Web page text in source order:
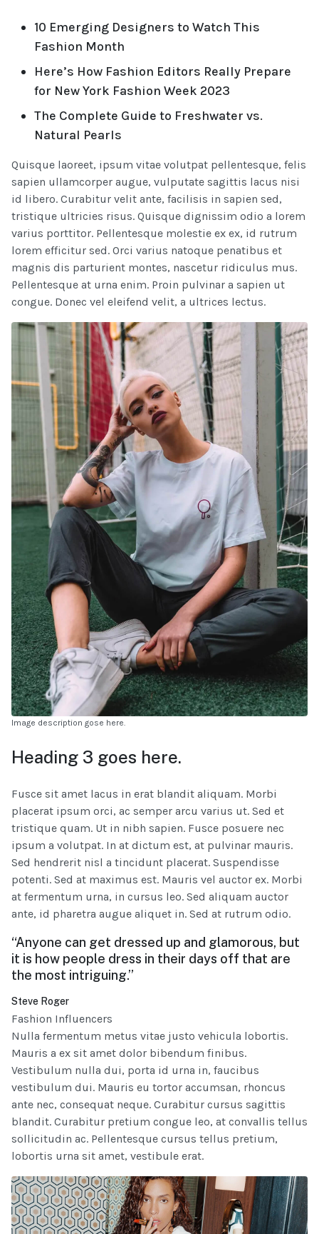
10 Emerging Designers to Watch This
Fashion Month
Here’s How Fashion Editors Really Prepare
for New York Fashion Week 2023
The Complete Guide to Freshwater vs.
Natural Pearls
Quisque laoreet, ipsum vitae volutpat pellentesque, felis
sapien ullamcorper augue, vulputate sagittis lacus nisi
id libero. Curabitur velit ante, facilisis in sapien sed,
tristique ultricies risus. Quisque dignissim odio a lorem
varius porttitor. Pellentesque molestie ex ex, id rutrum
lorem efficitur sed. Orci varius natoque penatibus et
magnis dis parturient montes, nascetur ridiculus mus.
Pellentesque at urna enim. Proin pulvinar a sapien ut
congue. Donec vel eleifend velit, a ultrices lectus.
Image description gose here.
Heading 3 goes here.
Fusce sit amet lacus in erat blandit aliquam. Morbi
placerat ipsum orci, ac semper arcu varius ut. Sed et
tristique quam. Ut in nibh sapien. Fusce posuere nec
ipsum a volutpat. In at dictum est, at pulvinar mauris.
Sed hendrerit nisl a tincidunt placerat. Suspendisse
potenti. Sed at maximus est. Mauris vel auctor ex. Morbi
at fermentum urna, in cursus leo. Sed aliquam auctor
ante, id pharetra augue aliquet in. Sed at rutrum odio.
“Anyone can get dressed up and glamorous, but
it is how people dress in their days off that are
the most intriguing.”
Steve Roger
Fashion Influencers
Nulla fermentum metus vitae justo vehicula lobortis.
Mauris a ex sit amet dolor bibendum finibus.
Vestibulum nulla dui, porta id urna in, faucibus
vestibulum dui. Mauris eu tortor accumsan, rhoncus
ante nec, consequat neque. Curabitur cursus sagittis
blandit. Curabitur pretium congue leo, at convallis tellus
sollicitudin ac. Pellentesque cursus tellus pretium,
lobortis urna sit amet, vestibule erat.